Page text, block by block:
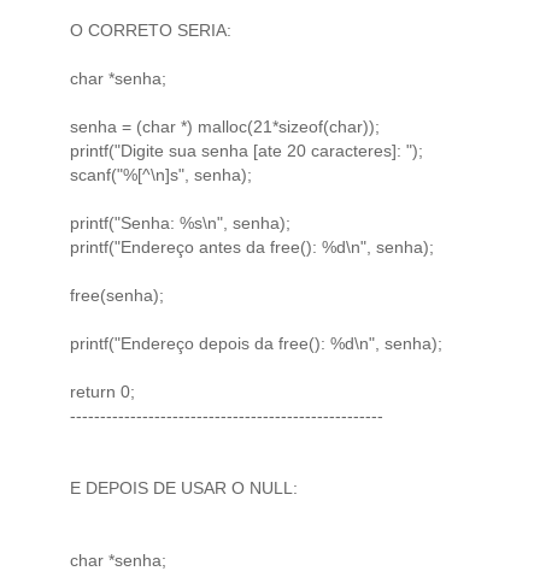
O CORRETO SERIA:
char *senha;
senha = (char *) malloc(21*sizeof(char));
printf("Digite sua senha [ate 20 caracteres]: ");
scanf("%[^\n]s", senha);
printf("Senha: %s\n", senha);
printf("Endereço antes da free(): %d\n", senha);
free(senha);
printf("Endereço depois da free(): %d\n", senha);
return 0;
----------------------------------------------------
E DEPOIS DE USAR O NULL:
char *senha;